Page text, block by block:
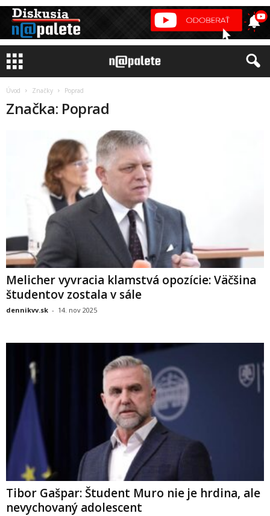
Úvod Značky Poprad
Značka: Poprad
Melicher vyvracia klamstvá opozície: Väčšina
študentov zostala v sále
dennikvv.sk - 14. nov 2025
Tibor Gašpar: Študent Muro nie je hrdina, ale
nevychovaný adolescent